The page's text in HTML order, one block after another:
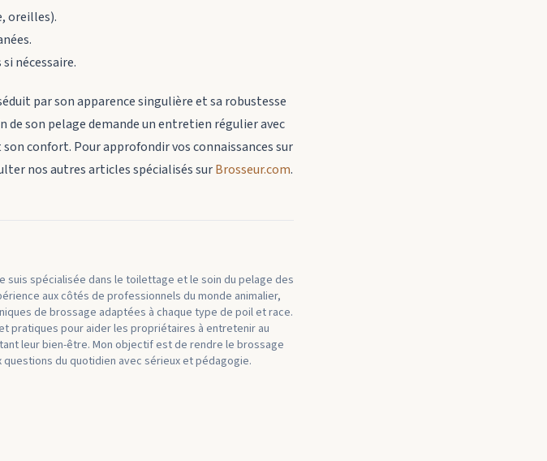
oreilles).
nécessaire.
par son apparence singulière et sa robustesse
son pelage demande un entretien régulier avec
confort. Pour approfondir vos connaissances sur
nos autres articles spécialisés surBrosseur.com.
suis spécialisée dans le toilettage et le soin du pelage des
aux côtés de professionnels du monde animalier,
de brossage adaptées à chaque type de poil et race.
pratiques pour aider les propriétaires à entretenir au
leur bien-être. Mon objectif est de rendre le brossage
du quotidien avec sérieux et pédagogie.